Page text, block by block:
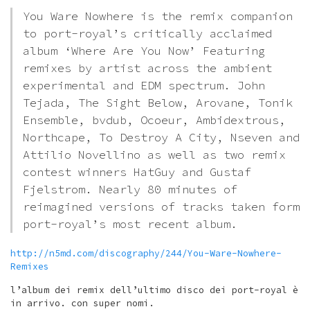
You Ware Nowhere is the remix companion
to port-royal’s critically acclaimed
album ‘Where Are You Now’ Featuring
remixes by artist across the ambient
experimental and EDM spectrum. John
Tejada, The Sight Below, Arovane, Tonik
Ensemble, bvdub, Ocoeur, Ambidextrous,
Northcape, To Destroy A City, Nseven and
Attilio Novellino as well as two remix
contest winners HatGuy and Gustaf
Fjelstrom. Nearly 80 minutes of
reimagined versions of tracks taken form
port-royal’s most recent album.
http://n5md.com/discography/244/You-Ware-Nowhere-
Remixes
l’album dei remix dell’ultimo disco dei port-royal è
in arrivo. con super nomi.